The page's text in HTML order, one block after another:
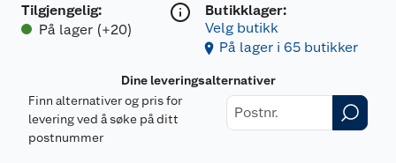
Tilgjengelig:
På lager (+20)
Butikklager:
Velg butikk
På lager i 65 butikker
Dine leveringsalternativer
Finn alternativer og pris for
levering ved å søke på ditt
postnummer